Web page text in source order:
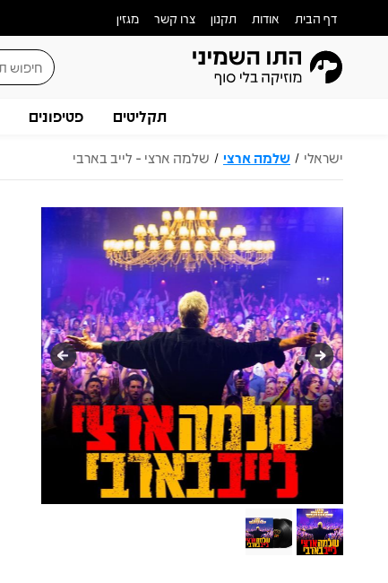
דף הבית אודות תקנון צרו קשר מגזין
תקליטים פטיפונים
ישראלי / שלמה ארצי / שלמה ארצי - לייב בארבי